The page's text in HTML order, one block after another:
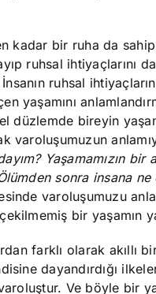
kadar bir ruha da
ruhsal ihtiyaçlarını
ruhsal
yaşamını
düzlemde bireyin
varoluşumuzun
Yaşamamızın
sonra insana ne
varoluşumuzu
bir yaşamın
farklı olarak akıllı
dayandırdığı
Ve böyle bir